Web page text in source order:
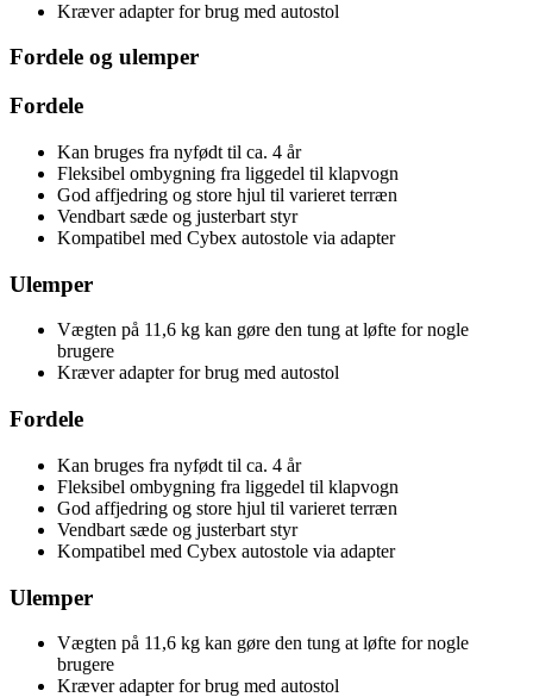
Kræver adapter for brug med autostol
Fordele og ulemper
Fordele
Kan bruges fra nyfødt til ca. 4 år
Fleksibel ombygning fra liggedel til klapvogn
God affjedring og store hjul til varieret terræn
Vendbart sæde og justerbart styr
Kompatibel med Cybex autostole via adapter
Ulemper
Vægten på 11,6 kg kan gøre den tung at løfte for nogle
brugere
Kræver adapter for brug med autostol
Fordele
Kan bruges fra nyfødt til ca. 4 år
Fleksibel ombygning fra liggedel til klapvogn
God affjedring og store hjul til varieret terræn
Vendbart sæde og justerbart styr
Kompatibel med Cybex autostole via adapter
Ulemper
Vægten på 11,6 kg kan gøre den tung at løfte for nogle
brugere
Kræver adapter for brug med autostol